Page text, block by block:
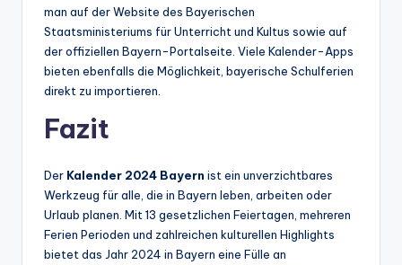
man auf der Website des Bayerischen
Staatsministeriums für Unterricht und Kultus sowie auf
der offiziellen Bayern-Portalseite. Viele Kalender-Apps
bieten ebenfalls die Möglichkeit, bayerische Schulferien
direkt zu importieren.
Fazit
Der Kalender 2024 Bayern ist ein unverzichtbares
Werkzeug für alle, die in Bayern leben, arbeiten oder
Urlaub planen. Mit 13 gesetzlichen Feiertagen, mehreren
Ferien Perioden und zahlreichen kulturellen Highlights
bietet das Jahr 2024 in Bayern eine Fülle an